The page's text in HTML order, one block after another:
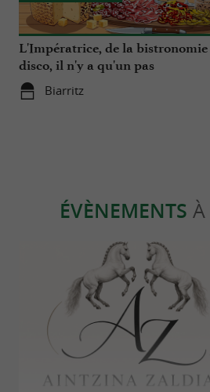
L'Impératrice, de la bistronomie
disco, il n'y a qu'un pas
Biarritz
ÉVÈNEMENTS À